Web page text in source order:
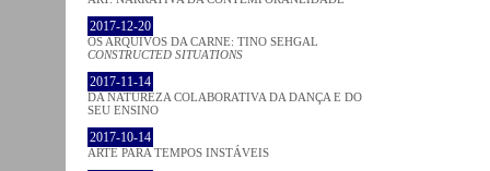
2017-12-20
OS ARQUIVOS DA CARNE: TINO SEHGAL
CONSTRUCTED SITUATIONS
2017-11-14
DA NATUREZA COLABORATIVA DA DANÇA E DO
SEU ENSINO
2017-10-14
ARTE PARA TEMPOS INSTÁVEIS